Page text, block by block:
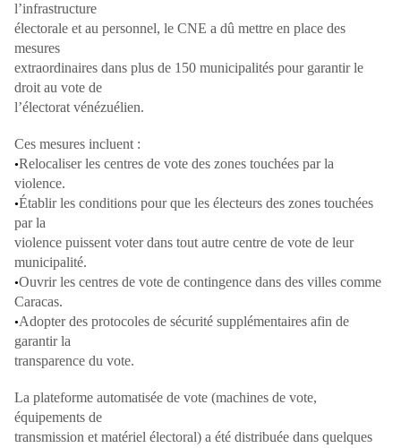
l’infrastructure
électorale et au personnel, le CNE a dû mettre en place des
mesures
extraordinaires dans plus de 150 municipalités pour garantir le
droit au vote de
l’électorat vénézuélien.
Ces mesures incluent :
•Relocaliser les centres de vote des zones touchées par la
violence.
•Établir les conditions pour que les électeurs des zones touchées
par la
violence puissent voter dans tout autre centre de vote de leur
municipalité.
•Ouvrir les centres de vote de contingence dans des villes comme
Caracas.
•Adopter des protocoles de sécurité supplémentaires afin de
garantir la
transparence du vote.
La plateforme automatisée de vote (machines de vote,
équipements de
transmission et matériel électoral) a été distribuée dans quelques